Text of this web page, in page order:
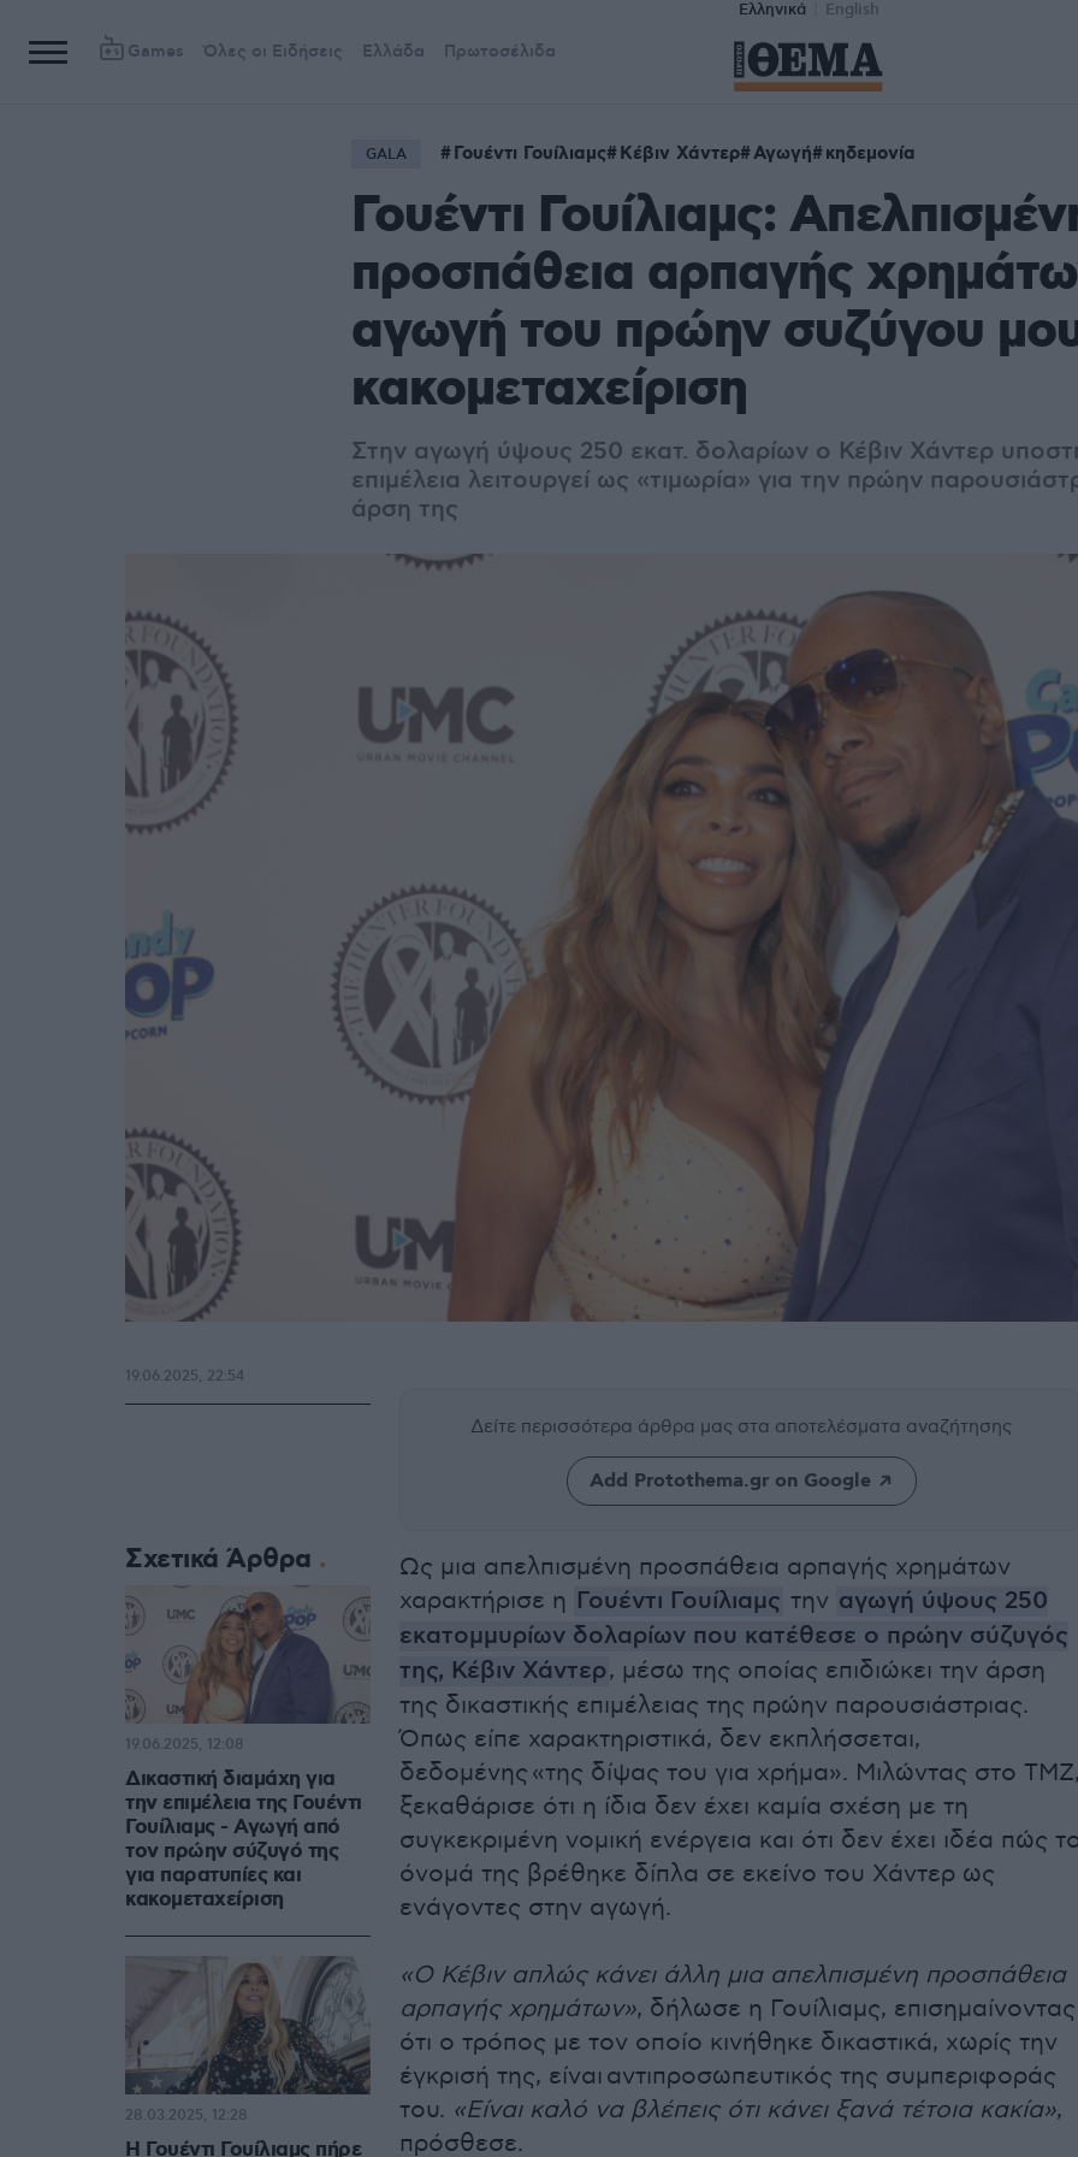
Ελληνικά English
Games Όλες οι Ειδήσεις Ελλάδα Πρωτοσέλιδα
GALA Γουέντι Γουίλιαμς Κέβιν Χάντερ Αγωγή κηδεμονία
Γουέντι Γουίλιαμς:
προσπάθεια αρπαγής
αγωγή του πρώην συζύγου
κακομεταχείριση
Στην αγωγή ύψους 250 εκατ. δολαρίων ο Κέβιν Χάντερ
επιμέλεια λειτουργεί ως «τιμωρία» για την πρώην
άρση της
Δείτε περισσότερα άρθρα μας στα αποτελέσματα αναζήτησης
Add Protothema.gr on Google
Ως μια απελπισμένη προσπάθεια αρπαγής χρημάτων
χαρακτήρισε η Γουέντι Γουίλιαμς την αγωγή ύψους 250
εκατομμυρίων δολαρίων που κατέθεσε ο πρώην σύζυγός
της, Κέβιν Χάντερ, μέσω της οποίας επιδιώκει την άρση
της δικαστικής επιμέλειας της πρώην παρουσιάστριας.
Όπως είπε χαρακτηριστικά, δεν εκπλήσσεται,
δεδομένης «της δίψας του για χρήμα». Μιλώντας στο
ξεκαθάρισε ότι η ίδια δεν έχει καμία σχέση με τη
συγκεκριμένη νομική ενέργεια και ότι δεν έχει ιδέα πώς
όνομά της βρέθηκε δίπλα σε εκείνο του Χάντερ ως
ενάγοντες στην αγωγή.
«Ο Κέβιν απλώς κάνει άλλη μια απελπισμένη προσπάθεια
αρπαγής χρημάτων», δήλωσε η Γουίλιαμς, επισημαίνοντας
ότι ο τρόπος με τον οποίο κινήθηκε δικαστικά, χωρίς την
έγκρισή της, είναι αντιπροσωπευτικός της συμπεριφοράς
του. «Είναι καλό να βλέπεις ότι κάνει ξανά τέτοια κακία»,
πρόσθεσε.
19.06.2025, 22:54
Σχετικά Άρθρα
Δικαστική διαμάχη για
την επιμέλεια της Γουέντι
Γουίλιαμς - Αγωγή από
τον πρώην σύζυγό της
για παρατυπίες και
κακομεταχείριση
19.06.2025, 12:08
Η Γουέντι Γουίλιαμς πήρε
28.03.2025, 12:28